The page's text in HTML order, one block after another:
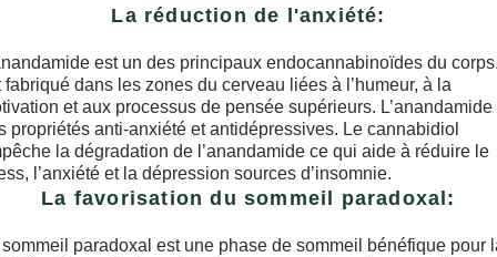
La réduction de l'anxiété:
est un des principaux endocannabinoïdes du
fabriqué dans les zones du cerveau liées à l’humeur, à la
et aux processus de pensée supérieurs. L’anandamide
propriétés anti-anxiété et antidépressives. Le cannabidiol
la dégradation de l’anandamide ce qui aide à réduire le
l’anxiété et la dépression sources d’insomnie.
La favorisation du sommeil paradoxal:
paradoxal est une phase de sommeil bénéfique pour